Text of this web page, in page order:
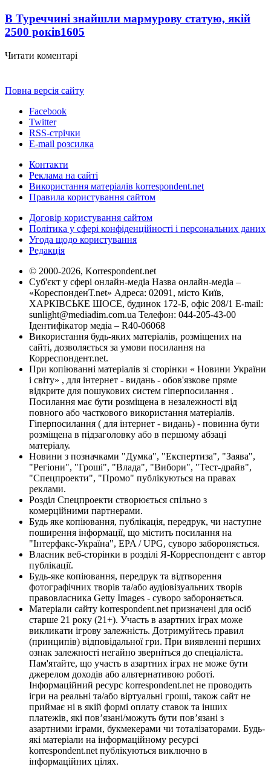
В Туреччині знайшли мармурову статую, якій
2500 років1605
Читати коментарі
Повна версія сайту
Facebook
Twitter
RSS-стрічки
E-mail розсилка
Контакти
Реклама на сайті
Використання матеріалів korrespondent.net
Правила користування сайтом
Договір користування сайтом
Політика у сфері конфіденційності і персональних даних
Угода щодо користування
Редакція
© 2000-2026, Korrespondent.net
Суб'єкт у сфері онлайн-медіа Назва онлайн-медіа –
«КореспонденТ.net» Адреса: 02091, місто Київ,
ХАРКІВСЬКЕ ШОСЕ, будинок 172-Б, офіс 208/1 E-mail:
sunlight@mediadim.com.ua Телефон: 044-205-43-00
Ідентифікатор медіа – R40-06068
Використання будь-яких матеріалів, розміщених на
сайті, дозволяється за умови посилання на
Корреспондент.net.
При копіюванні матеріалів зі сторінки « Новини України
і світу» , для інтернет - видань - обов'язкове пряме
відкрите для пошукових систем гіперпосилання .
Посилання має бути розміщена в незалежності від
повного або часткового використання матеріалів.
Гіперпосилання ( для інтернет - видань) - повинна бути
розміщена в підзаголовку або в першому абзаці
матеріалу.
Новини з позначками "Думка", "Експертиза", "Заява",
"Регіони", "Гроші", "Влада", "Вибори", "Тест-драйв",
"Спецпроекти", "Промо" публікуються на правах
реклами.
Розділ Спецпроекти створюється спільно з
комерційними партнерами.
Будь яке копіювання, публікація, передрук, чи наступне
поширення інформації, що містить посилання на
"Інтерфакс-Україна", EPA / UPG, суворо забороняється.
Власник веб-сторінки в розділі Я-Корреспондент є автор
публікації.
Будь-яке копіювання, передрук та відтворення
фотографічних творів та/або аудіовізуальних творів
правовласника Getty Images - суворо забороняється.
Матеріали сайту korrespondent.net призначені для осіб
старше 21 року (21+). Участь в азартних іграх може
викликати ігрову залежність. Дотримуйтесь правил
(принципів) відповідальної гри. При виявленні перших
ознак залежності негайно зверніться до спеціаліста.
Пам'ятайте, що участь в азартних іграх не може бути
джерелом доходів або альтернативою роботі.
Інформаційний ресурс korrespondent.net не проводить
ігри на реальні та/або віртуальні гроші, також сайт не
приймає ні в якій формі оплату ставок та інших
платежів, які пов’язані/можуть бути пов’язані з
азартними іграми, букмекерами чи тоталізаторами. Будь-
які матеріали на інформаційному ресурсі
korrespondent.net публікуються виключно в
інформаційних цілях.